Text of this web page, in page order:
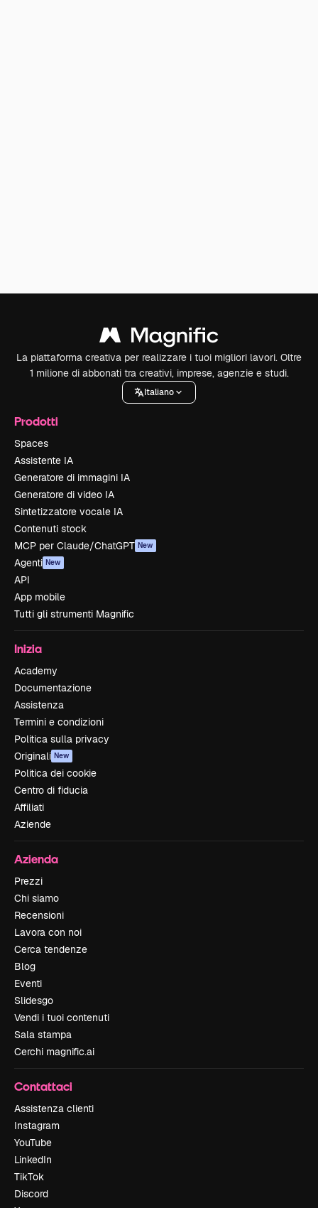
La piattaforma creativa per realizzare i tuoi migliori lavori. Oltre
1 milione di abbonati tra creativi, imprese, agenzie e studi.
Italiano
Prodotti
Spaces
Assistente IA
Generatore di immagini IA
Generatore di video IA
Sintetizzatore vocale IA
Contenuti stock
MCP per Claude/ChatGPT New
Agenti New
API
App mobile
Tutti gli strumenti Magnific
Inizia
Academy
Documentazione
Assistenza
Termini e condizioni
Politica sulla privacy
Originali New
Politica dei cookie
Centro di fiducia
Affiliati
Aziende
Azienda
Prezzi
Chi siamo
Recensioni
Lavora con noi
Cerca tendenze
Blog
Eventi
Slidesgo
Vendi i tuoi contenuti
Sala stampa
Cerchi magnific.ai
Contattaci
Assistenza clienti
Instagram
YouTube
LinkedIn
TikTok
Discord